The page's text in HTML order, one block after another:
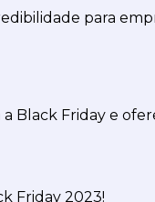
para
Black Friday e
Friday 2023!